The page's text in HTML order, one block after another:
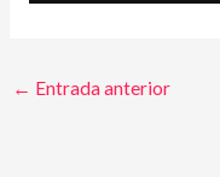
← Entrada anterior